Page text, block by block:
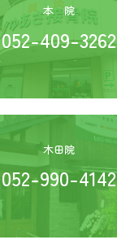
本　院
052-409-3262
木田院
052-990-4142